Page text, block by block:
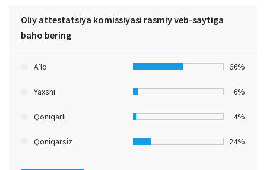
Oliy attestatsiya komissiyasi rasmiy veb-saytiga
baho bering
A’lo 66%
Yaxshi 6%
Qoniqarli 4%
Qoniqarsiz 24%